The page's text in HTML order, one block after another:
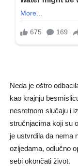
Neda je oštro
kao krajnju
nesretnom slučaju i
stručnjacima koji su
je ustvrdila da nema
ozljedama, odlučno
sebi okončati život.